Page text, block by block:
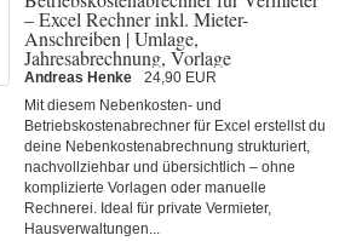
– Excel Rechner inkl. Mieter-
Anschreiben | Umlage,
Jahresabrechnung, Vorlage
Andreas Henke
24,90 EUR
Mit diesem Nebenkosten- und
Betriebskostenabrechner für Excel erstellst du
deine Nebenkostenabrechnung strukturiert,
nachvollziehbar und übersichtlich – ohne
komplizierte Vorlagen oder manuelle
Rechnerei. Ideal für private Vermieter,
Hausverwaltungen...